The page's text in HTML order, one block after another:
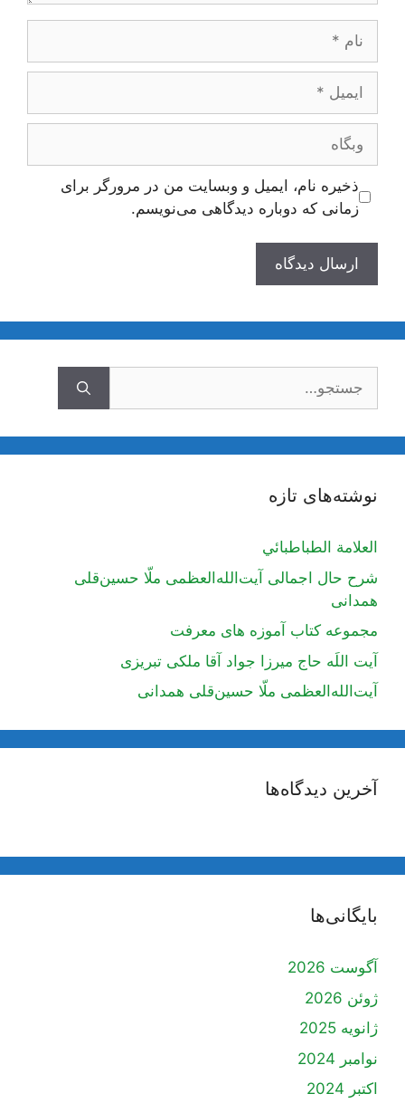
وبگاه
ذخیره نام، ایمیل و وبسایت من در مرورگر برای
زمانی که دوباره دیدگاهی می‌نویسم.
نوشته‌های تازه
العلامة الطباطبائي
شرح حال اجمالی آیت‌الله‌العظمی ملّا حسین‌قلی
همدانی
مجموعه کتاب آموزه های معرفت
آیت اللَه حاج میرزا جواد آقا ملکی تبریزی
آیت‌الله‌العظمی ملّا حسین‌قلی همدانی
آخرین دیدگاه‌ها
بایگانی‌ها
آگوست 2026
ژوئن 2026
ژانویه 2025
نوامبر 2024
اکتبر 2024